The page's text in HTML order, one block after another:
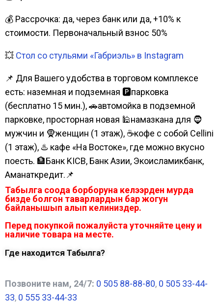
💰 Рассрочка: да, через банк или да, +10% к
стоимости. Первоначальный взнос 50%
💥 Стол со стульями «Габриэль» в Instagram
📌 Для Вашего удобства в торговом комплексе
есть: наземная и подземная 🅿парковка
(бесплатно 15 мин.), 🚗автомойка в подземной
парковке, просторная новая 🕌намазкана для 🧔
мужчин и 🧕женщин (1 этаж), ☕кофе с собой Cellini
(1 этаж), ♨️ кафе «На Востоке», где можно вкусно
поесть. 🏦Банк KICB, Банк Азии, Экоисламикбанк,
Аманаткредит.📌
Табылга соода борборуна келээрден мурда
бизде болгон таварлардын бар жогун
байланышып алып келиниздер.
Перед покупкой пожалуйста уточняйте цену и
наличие товара на месте.
Где находится Табылга?
Позвоните нам, 24/7: 0 505 88-88-80, 0 505 33-44-
33, 0 555 33-44-33